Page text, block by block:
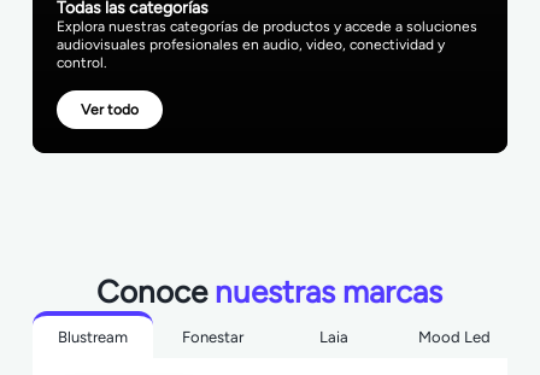
Todas las categorías
Explora nuestras categorías de productos y accede a soluciones
audiovisuales profesionales en audio, video, conectividad y
control.
Ver todo
Conocenuestras marcas
Blustream Fonestar Laia Mood Led